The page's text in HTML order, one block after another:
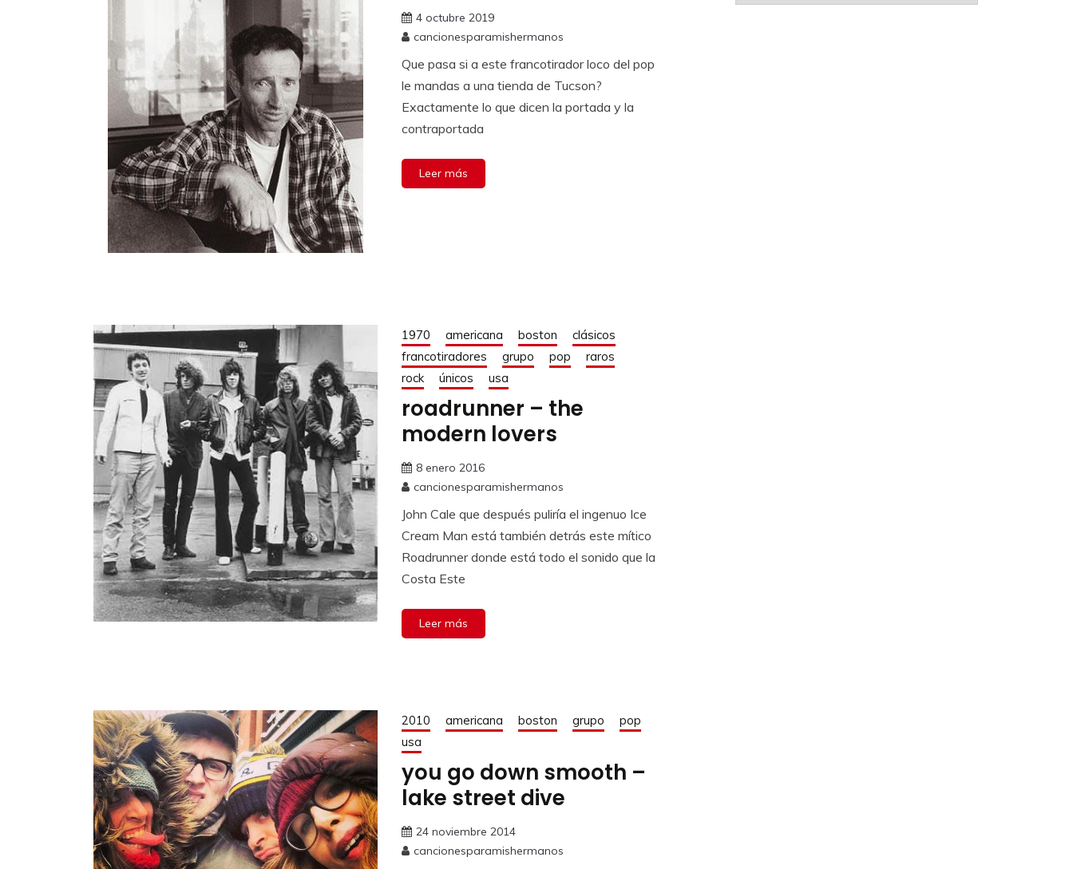
4 octubre 2019
cancionesparamishermanos
Que pasa si a este francotirador loco del pop
le mandas a una tienda de Tucson?
Exactamente lo que dicen la portada y la
contraportada
Leer más
1970 americana boston
clásicos
francotiradores
grupo pop
raros
rock
únicos usa
roadrunner – the
modern lovers
8 enero 2016
cancionesparamishermanos
John Cale que después puliría el ingenuo Ice
Cream Man está también detrás este mítico
Roadrunner donde está todo el sonido que la
Costa Este
Leer más
2010 americana boston grupo
pop
usa
you go down smooth –
lake street dive
24 noviembre 2014
cancionesparamishermanos